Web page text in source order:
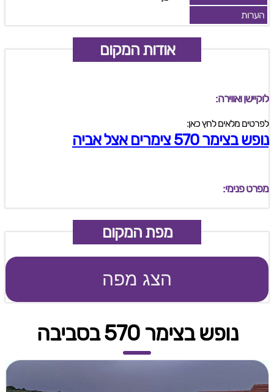
הערות
אודות המקום
לוקיישן ואווירה:
לפרטים מלאים לחץ כאן:
נופש בצימר 570 צימרים אצל אביה
מפרט פנימי:
מפת המקום
הצג מפה
נופש בצימר 570 בסביבה